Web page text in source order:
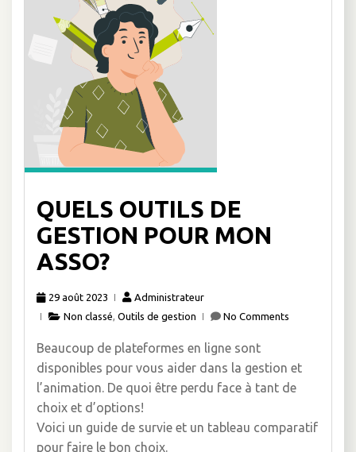
QUELS OUTILS DE
GESTION POUR MON
ASSO?
29 août 2023
Administrateur
Non classé, Outils de gestion No Comments
Beaucoup de plateformes en ligne sont
disponibles pour vous aider dans la gestion et
l’animation. De quoi être perdu face à tant de
choix et d’options!
Voici un guide de survie et un tableau comparatif
pour faire le bon choix.